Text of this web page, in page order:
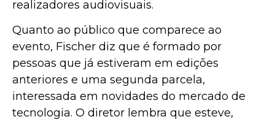
realizadores audiovisuais.
Quanto ao público que comparece ao
evento, Fischer diz que é formado por
pessoas que já estiveram em edições
anteriores e uma segunda parcela,
interessada em novidades do mercado de
tecnologia. O diretor lembra que esteve,